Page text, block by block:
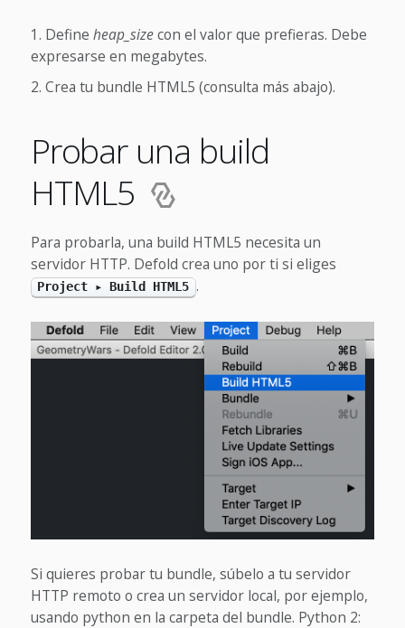
Define heap_sizecon el valor que prefieras. Debe
expresarse en megabytes.
Crea tu bundle HTML5 (consulta más abajo).
Probar una build
HTML5
Para probarla, una build HTML5 necesita un
servidor HTTP. Defold crea uno por ti si eliges
Project ▸ Build HTML5 .
Si quieres probar tu bundle, súbelo a tu servidor
HTTP remoto o crea un servidor local, por ejemplo,
usando python en la carpeta del bundle. Python 2: